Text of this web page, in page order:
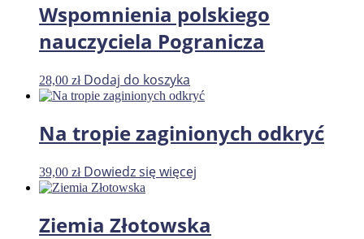
Wspomnienia polskiego
nauczyciela Pogranicza
28,00 zł Dodaj do koszyka
Na tropie zaginionych odkryć
39,00 zł Dowiedz się więcej
Ziemia Złotowska